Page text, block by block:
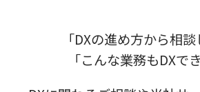
「DXの進め方から相談
「こんな業務もDXで